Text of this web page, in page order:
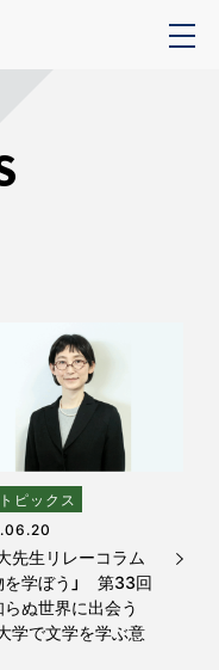
ピックス
先生リレーコラム
を学ぼう」 第33回
らぬ世界に出会う
で文学を学ぶ意